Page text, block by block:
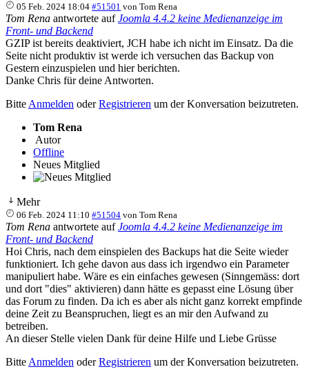
05 Feb. 2024 18:04 #51501 vonTom Rena
Tom Rena antwortete aufJoomla 4.4.2 keine Medienanzeige im
Front- und Backend
GZIP ist bereits deaktiviert, JCH habe ich nicht im Einsatz. Da die
Seite nicht produktiv ist werde ich versuchen das Backup von
Gestern einzuspielen und hier berichten.
Danke Chris für deine Antworten.
Bitte Anmelden oderRegistrieren um der Konversation beizutreten.
Tom Rena
Autor
Offline
Neues Mitglied
Mehr
06 Feb. 2024 11:10 #51504 vonTom Rena
Tom Rena antwortete aufJoomla 4.4.2 keine Medienanzeige im
Front- und Backend
Hoi Chris, nach dem einspielen des Backups hat die Seite wieder
funktioniert. Ich gehe davon aus dass ich irgendwo ein Parameter
manipuliert habe. Wäre es ein einfaches gewesen (Sinngemäss: dort
und dort "dies" aktivieren) dann hätte es gepasst eine Lösung über
das Forum zu finden. Da ich es aber als nicht ganz korrekt empfinde
deine Zeit zu Beanspruchen, liegt es an mir den Aufwand zu
betreiben.
An dieser Stelle vielen Dank für deine Hilfe und Liebe Grüsse
Bitte Anmelden oderRegistrieren um der Konversation beizutreten.